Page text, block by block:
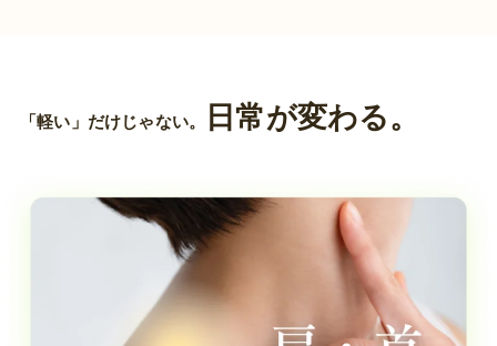
「軽い」だけじゃない。 日常が変わる。